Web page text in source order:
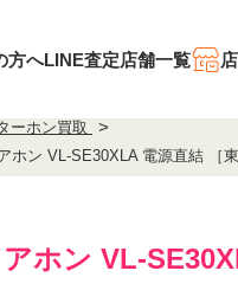
方へLINE査定店舗一覧
ーホン買取
ホン VL-SE30XLA 電源直結 ［
ホン VL-